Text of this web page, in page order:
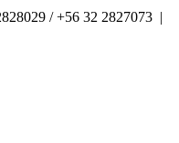
/ +56 32 2827073 |